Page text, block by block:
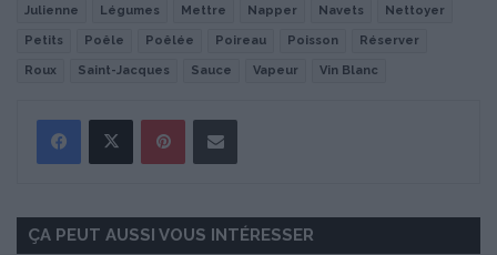
Julienne Légumes Mettre Napper Navets Nettoyer
Petits Poêle Poêlée Poireau Poisson Réserver
Roux Saint-Jacques Sauce Vapeur Vin Blanc
ÇA PEUT AUSSI VOUS INTÉRESSER